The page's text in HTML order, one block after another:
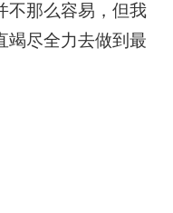
不那么容易，但我
竭尽全力去做到最